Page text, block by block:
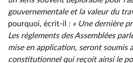
gouvernementale et la valeur du
pourquoi, écrit-il : « Une dernière
Les règlements des Assemblées
mise en application, seront soumis
constitutionnel qui reçoit ainsi le